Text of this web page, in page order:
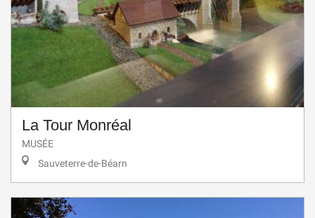
La Tour Monréal
MUSÉE
Sauveterre-de-Béarn